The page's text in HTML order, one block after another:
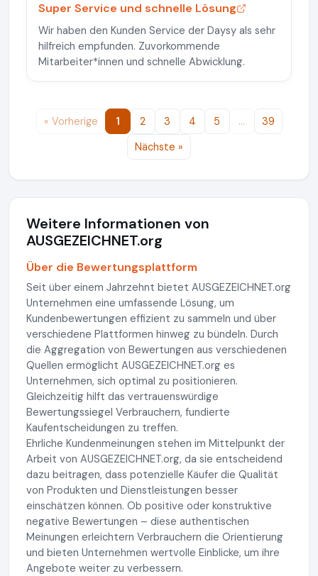
Super Service und schnelle Lösung
Wir haben den Kunden Service der Daysy als sehr
hilfreich empfunden. Zuvorkommende
Mitarbeiter*innen und schnelle Abwicklung.
« Vorherige 1 2 3 4 5 …
39
Nächste »
Weitere Informationen von
AUSGEZEICHNET.org
Über die Bewertungsplattform
Seit über einem Jahrzehnt bietet AUSGEZEICHNET.org
Unternehmen eine umfassende Lösung, um
Kundenbewertungen effizient zu sammeln und über
verschiedene Plattformen hinweg zu bündeln. Durch
die Aggregation von Bewertungen aus verschiedenen
Quellen ermöglicht AUSGEZEICHNET.org es
Unternehmen, sich optimal zu positionieren.
Gleichzeitig hilft das vertrauenswürdige
Bewertungssiegel Verbrauchern, fundierte
Kaufentscheidungen zu treffen.
Ehrliche Kundenmeinungen stehen im Mittelpunkt der
Arbeit von AUSGEZEICHNET.org, da sie entscheidend
dazu beitragen, dass potenzielle Käufer die Qualität
von Produkten und Dienstleistungen besser
einschätzen können. Ob positive oder konstruktive
negative Bewertungen – diese authentischen
Meinungen erleichtern Verbrauchern die Orientierung
und bieten Unternehmen wertvolle Einblicke, um ihre
Angebote weiter zu verbessern.